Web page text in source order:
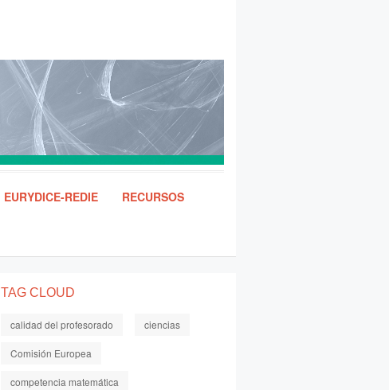
EURYDICE-REDIE
RECURSOS
TAG CLOUD
calidad del profesorado ciencias
Comisión Europea
competencia matemática